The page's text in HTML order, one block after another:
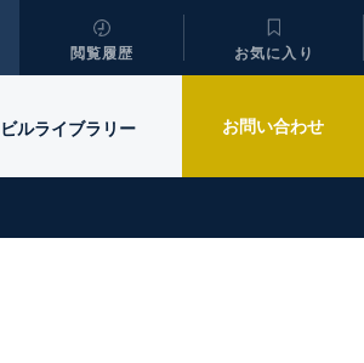
閲覧履歴 お気に入り
ビルライブラリー お問い合わせ